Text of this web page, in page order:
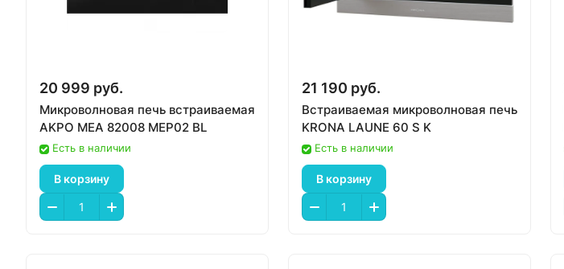
20 999 руб.
Микроволновая печь встраиваемая
AKPO MEA 82008 MEP02 BL
Есть в наличии
В корзину
21 190 руб.
Встраиваемая микроволновая печь
KRONA LAUNE 60 S K
Есть в наличии
В корзину